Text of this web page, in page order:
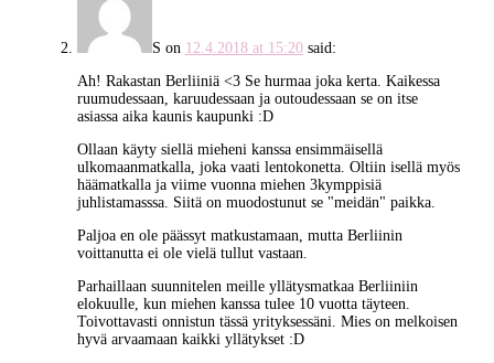
S on 12.4.2018 at 15:20 said:
Ah! Rakastan Berliiniä <3 Se hurmaa joka kerta. Kaikessa
ruumudessaan, karuudessaan ja outoudessaan se on itse
asiassa aika kaunis kaupunki :D
Ollaan käyty siellä mieheni kanssa ensimmäisellä
ulkomaanmatkalla, joka vaati lentokonetta. Oltiin isellä myös
häämatkalla ja viime vuonna miehen 3kymppisiä
juhlistamasssa. Siitä on muodostunut se "meidän" paikka.
Paljoa en ole päässyt matkustamaan, mutta Berliinin
voittanutta ei ole vielä tullut vastaan.
Parhaillaan suunnitelen meille yllätysmatkaa Berliiniin
elokuulle, kun miehen kanssa tulee 10 vuotta täyteen.
Toivottavasti onnistun tässä yrityksessäni. Mies on melkoisen
hyvä arvaamaan kaikki yllätykset :D